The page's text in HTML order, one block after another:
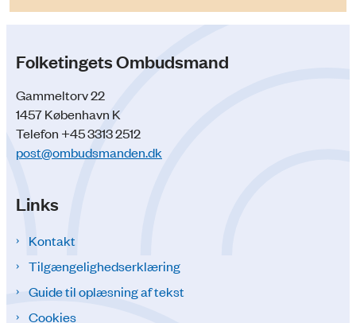
Folketingets Ombudsmand
Gammeltorv 22
1457 København K
Telefon +45 3313 2512
post@ombudsmanden.dk
Links
Kontakt
Tilgængelighedserklæring
Guide til oplæsning af tekst
Cookies